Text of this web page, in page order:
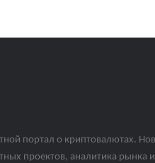
портал о криптовалютах.
проектов, аналитика рынка